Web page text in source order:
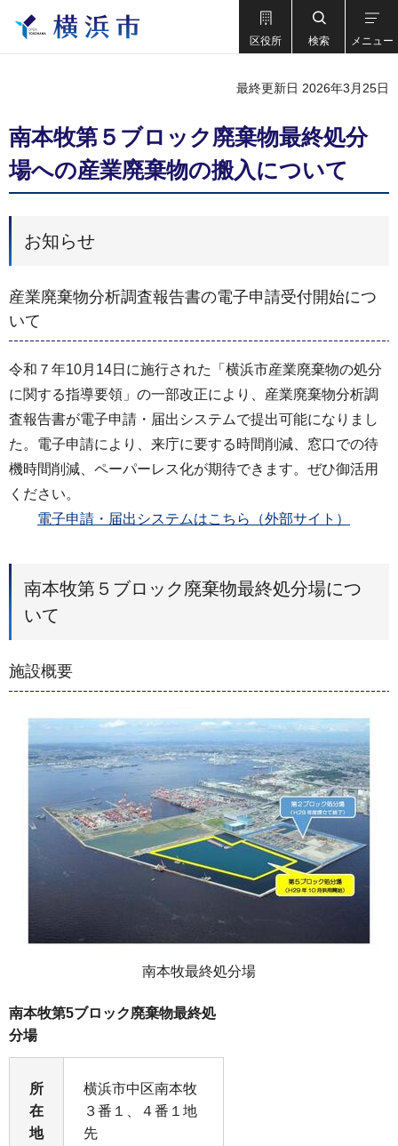
区役所 検索 メニュー
最終更新日 2026年3月25日
南本牧第５ブロック廃棄物最終処分
場への産業廃棄物の搬入について
お知らせ
産業廃棄物分析調査報告書の電子申請受付開始につ
いて
令和７年10月14日に施行された「横浜市産業廃棄物の処分
に関する指導要領」の一部改正により、産業廃棄物分析調
査報告書が電子申請・届出システムで提出可能になりまし
た。電子申請により、来庁に要する時間削減、窓口での待
機時間削減、ペーパーレス化が期待できます。ぜひ御活用
ください。
電子申請・届出システムはこちら（外部サイト）
南本牧第５ブロック廃棄物最終処分場につ
いて
施設概要
南本牧最終処分場
南本牧第5ブロック廃棄物最終処
分場
所
在
地
横浜市中区南本牧
３番１、４番１地
先